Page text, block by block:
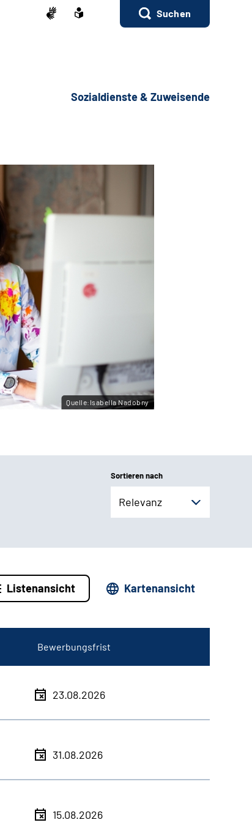
Suchen
Sozialdienste & Zuweisende
Quelle:Isabella Nadobny
Sortieren nach
Relevanz
Listenansicht Kartenansicht
Bewerbungsfrist
23.08.2026
31.08.2026
15.08.2026